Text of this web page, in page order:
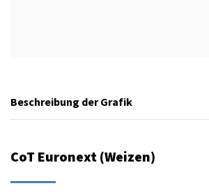
Beschreibung der Grafik
CoT Euronext (Weizen)